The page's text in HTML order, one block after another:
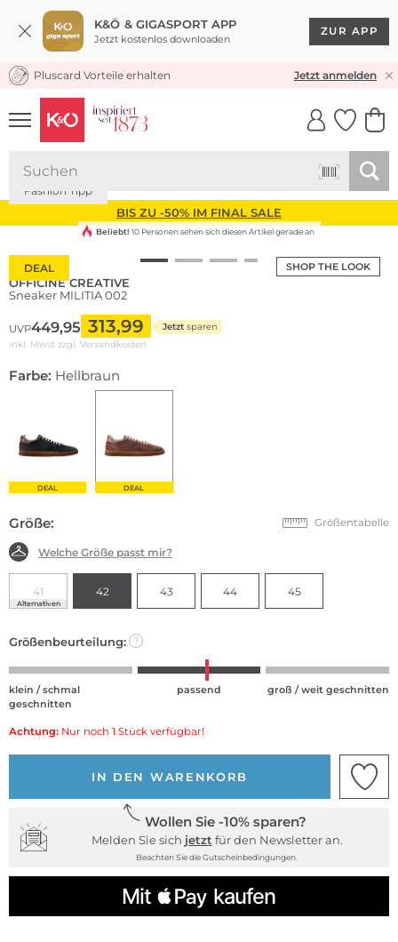
K&Ö & GIGASPORT APP
Jetzt kostenlos downloaden
ZUR APP
KOSTENLOSER VERSAND* & RÜCKVERSAND
Pluscard Vorteile erhalten Jetzt anmelden
UNSERE APP
CLICK &
BIS ZU -50% IM FINAL SALE
SHOP THE LOOK
DEAL
Fashion Tipp
Beliebt! 10 Personen sehen sich diesen Artikel gerade an
OFFICINE CREATIVE
Sneaker MILITIA 002
UVP449,95 313,99 Jetzt sparen
inkl. Mwst zzgl. Versandkosten
Farbe: Hellbraun
DEAL DEAL
Größe: Größentabelle
Welche Größe passt mir?
41
Alternativen
42 43 44 45
Größenbeurteilung: ?
klein / schmal
geschnitten
passend groß / weit geschnitten
Achtung: Nur noch 1 Stück verfügbar!
IN DEN WARENKORB
Wollen Sie -10% sparen?
Melden Sie sich jetzt für den Newsletter an.
Beachten Sie die Gutscheinbedingungen.